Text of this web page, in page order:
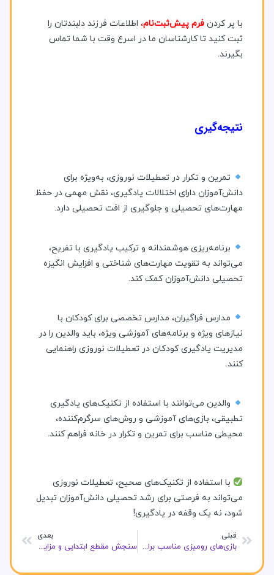
با پر کردن فرم پیش‌ثبت‌نام، اطلاعات فرزند دلبندتان را
ثبت کنید تا کارشناسان ما در اسرع وقت با شما تماس
بگیرند.
نتیجه‌گیری
تمرین و تکرار در تعطیلات نوروزی، به‌ویژه برای
دانش‌آموزان دارای اختلالات یادگیری، نقش مهمی در حفظ
مهارت‌های تحصیلی و جلوگیری از افت تحصیلی دارد.
برنامه‌ریزی هوشمندانه و ترکیب یادگیری با تفریح،
می‌تواند به تقویت مهارت‌های شناختی و افزایش انگیزه
تحصیلی دانش‌آموزان کمک کند.
مدارس فراگیران، مدارس تخصصی برای کودکان با
نیازهای ویژه و برنامه‌های آموزشی ویژه، باید والدین را در
مدیریت یادگیری کودکان در تعطیلات نوروزی راهنمایی
کنند.
والدین می‌توانند با استفاده از تکنیک‌های یادگیری
تطبیقی، بازی‌های آموزشی و روش‌های سرگرم‌کننده،
محیطی مناسب برای تمرین و تکرار در خانه فراهم کنند.
با استفاده از تکنیک‌های صحیح، تعطیلات نوروزی
می‌تواند به فرصتی برای رشد تحصیلی دانش‌آموزان تبدیل
شود، نه یک وقفه در یادگیری!
قبلی
بازی‌های رومیزی مناسب برای افراد دارای اختلالات یادگیری
بعدی
سنجش مقطع ابتدایی و مزایای آن؛ چرا سنجش پایه اول دبستان اهمیت زیادی دارد؟